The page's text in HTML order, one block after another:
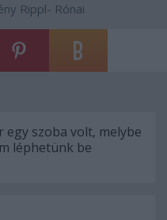
Rippl- Rónai
egy szoba volt, melybe
léphetünk be